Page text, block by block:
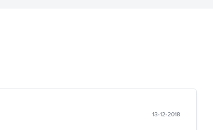
13-12-2018